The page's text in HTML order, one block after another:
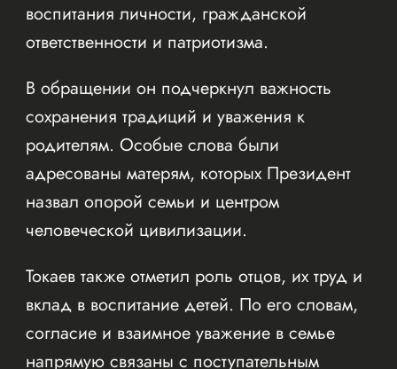
воспитания личности, гражданской
ответственности и патриотизма.
В обращении он подчеркнул важность
сохранения традиций и уважения к
родителям. Особые слова были
адресованы матерям, которых Президент
назвал опорой семьи и центром
человеческой цивилизации.
Токаев также отметил роль отцов, их труд и
вклад в воспитание детей. По его словам,
согласие и взаимное уважение в семье
напрямую связаны с поступательным